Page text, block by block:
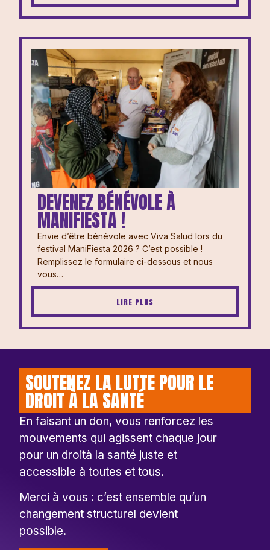
DEVENEZ BÉNÉVOLE À
MANIFIESTA !
Envie d’être bénévole avec Viva Salud lors du
festival ManiFiesta 2026 ? ⁠⁠C’est possible !
Remplissez le formulaire ci-dessous et nous
vous…
LIRE PLUS
SOUTENEZ LA LUTTE POUR LE
DROIT À LA SANTÉ
En faisant un don, vous renforcez les
mouvements qui agissent chaque jour
pour un droità la santé juste et
accessible à toutes et tous.
Merci à vous : c’est ensemble qu’un
changement structurel devient
possible.